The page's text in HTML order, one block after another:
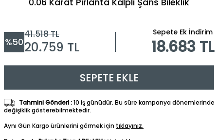
%50
41.518TL
20.759 TL
Sepete Ek İndirim
18.683 TL
SEPETE EKLE
Tahmini Gönderi :10 iş günüdür. Bu süre kampanya dönemlerinde
değişiklik gösterebilmektedir.
Aynı Gün Kargo ürünlerini görmek için tıklayınız.